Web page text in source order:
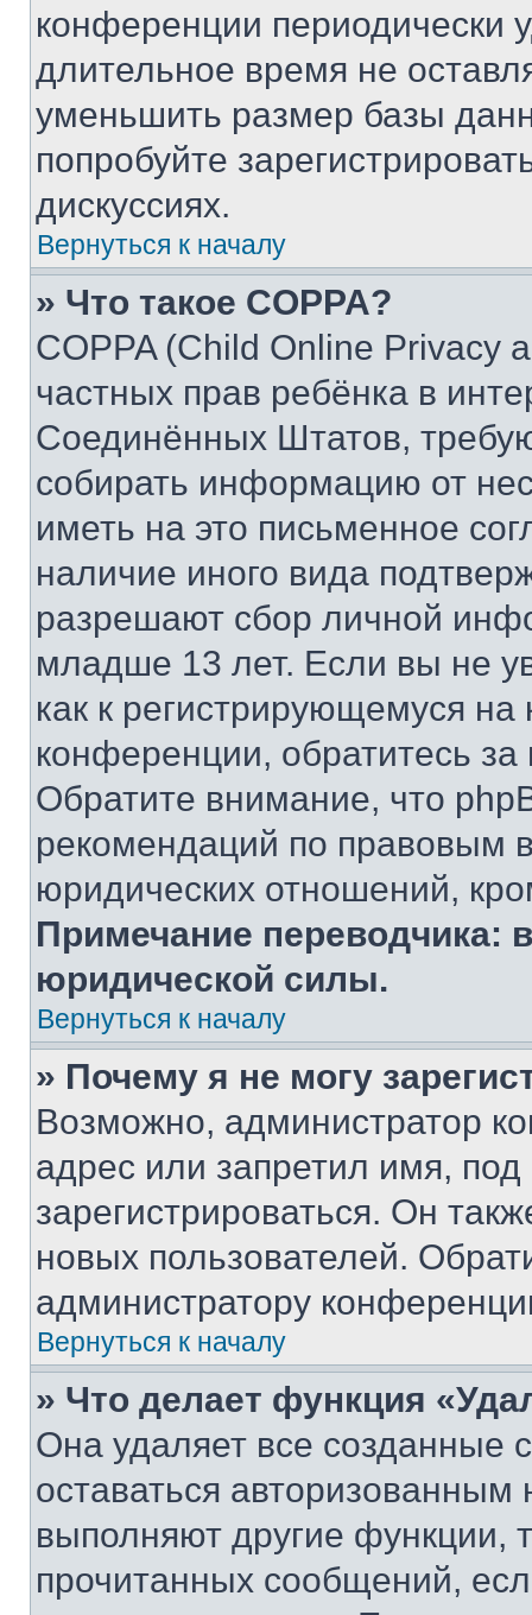
конференции периодически
длительное время не
уменьшить размер базы
попробуйте
дискуссиях.
Вернуться к началу
» Что такое COPPA?
COPPA (Child Online Privacy
частных прав ребёнка в
Соединённых Штатов,
собирать информацию от
иметь на это письменное
наличие иного вида
разрешают сбор личной
младше 13 лет. Если вы не
как к регистрирующемуся
конференции, обратитесь
Обратите внимание, что
рекомендаций по правовым
юридических отношений,
Примечание переводчика:
юридической силы.
Вернуться к началу
» Почему я не могу
Возможно, администратор
адрес или запретил имя,
зарегистрироваться. Он
новых пользователей.
администратору
Вернуться к началу
» Что делает функция
Она удаляет все созданные
оставаться
выполняют другие функции,
прочитанных сообщений,